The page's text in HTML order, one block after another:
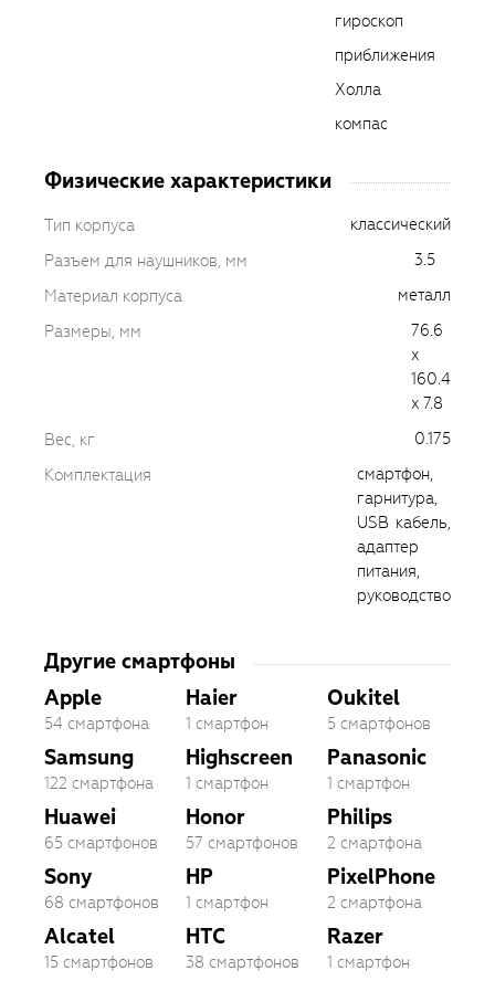
гироскоп
приближения
Холла
компас
Физические характеристики
Тип корпуса
классический
Разъем для наушников, мм
3.5
Материал корпуса
металл
Размеры, мм
76.6
x
160.4
x 7.8
Вес, кг
0.175
Комплектация
смартфон,
гарнитура,
USB кабель,
адаптер
питания,
руководство
Другие смартфоны
Apple
54 смартфона
Samsung
122 смартфона
Huawei
65 смартфонов
Sony
68 смартфонов
Alcatel
15 смартфонов
Haier
1 смартфон
Highscreen
1 смартфон
Honor
57 смартфонов
HP
1 смартфон
HTC
38 смартфонов
Oukitel
5 смартфонов
Panasonic
1 смартфон
Philips
2 смартфона
PixelPhone
2 смартфона
Razer
1 смартфон